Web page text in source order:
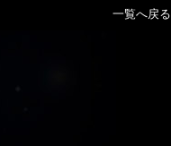
一覧へ戻る